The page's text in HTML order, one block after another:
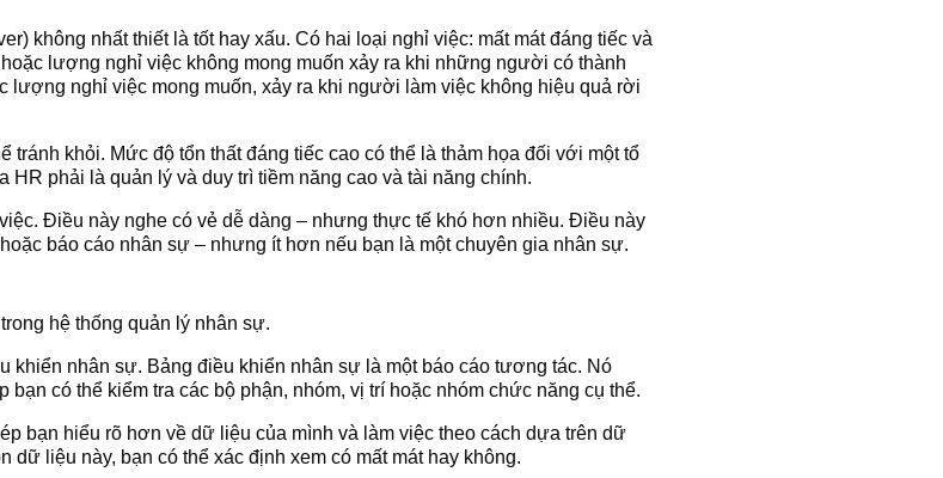
không nhất thiết là tốt hay xấu. Có hai loại nghỉ việc: mất mát đáng tiếc và
lượng nghỉ việc không mong muốn xảy ra khi những người có thành
lượng nghỉ việc mong muốn, xảy ra khi người làm việc không hiệu quả rời
tránh khỏi. Mức độ tổn thất đáng tiếc cao có thể là thảm họa đối với một tổ
HR phải là quản lý và duy trì tiềm năng cao và tài năng chính.
Điều này nghe có vẻ dễ dàng – nhưng thực tế khó hơn nhiều. Điều này
báo cáo nhân sự – nhưng ít hơn nếu bạn là một chuyên gia nhân sự.
hệ thống quản lý nhân sự.
khiển nhân sự. Bảng điều khiển nhân sự là một báo cáo tương tác. Nó
có thể kiểm tra các bộ phận, nhóm, vị trí hoặc nhóm chức năng cụ thể.
bạn hiểu rõ hơn về dữ liệu của mình và làm việc theo cách dựa trên dữ
dữ liệu này, bạn có thể xác định xem có mất mát hay không.